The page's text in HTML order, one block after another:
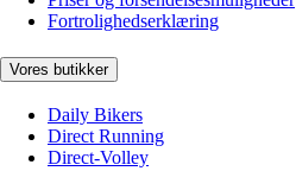
Fortrolighedserklæring
Vores butikker
Daily Bikers
Direct Running
Direct-Volley